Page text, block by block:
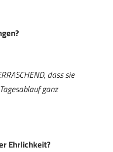
dass sie
ganz
Ehrlichkeit?